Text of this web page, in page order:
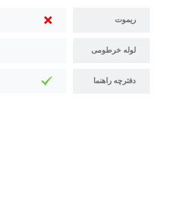
ریموت
لوله خرطومی
دفترچه راهنما